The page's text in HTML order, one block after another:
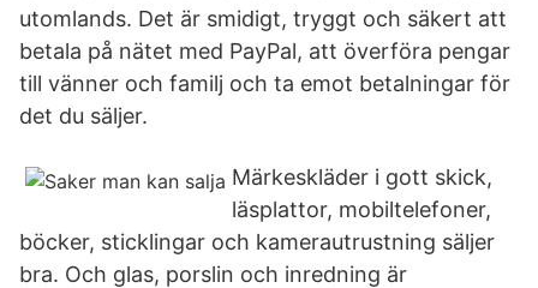
utomlands. Det är smidigt, tryggt och säkert att
betala på nätet med PayPal, att överföra pengar
till vänner och familj och ta emot betalningar för
det du säljer.
Märkeskläder i gott skick,
läsplattor, mobiltelefoner,
böcker, sticklingar och kamerautrustning säljer
bra. Och glas, porslin och inredning är